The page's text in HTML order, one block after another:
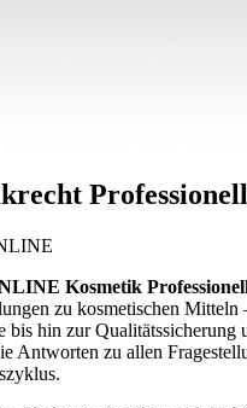
Professionell
Kosmetik
zu kosmetischen Mitteln
hin zur Qualitätssicherung
Antworten zu allen